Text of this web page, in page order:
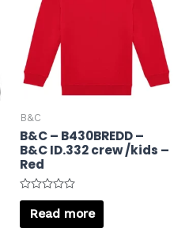
B&C
B&C – B430BREDD –
B&C ID.332 crew /kids –
Red
Rated
out
of
Read more